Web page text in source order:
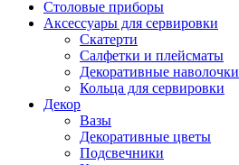
Столовые приборы
Аксессуары для сервировки
Скатерти
Cалфетки и плейсматы
Декоративные наволочки
Кольца для сервировки
Декор
Вазы
Декоративные цветы
Подсвечники